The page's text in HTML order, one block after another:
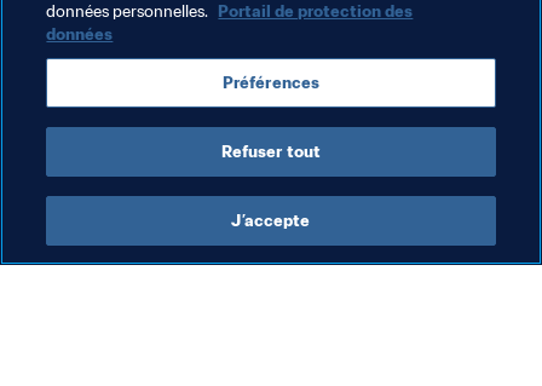
Thèmes en lien
UEFA Canada Concacaf
données personnelles. Portail de protection des
données
Préférences
Refuser tout
J’accepte